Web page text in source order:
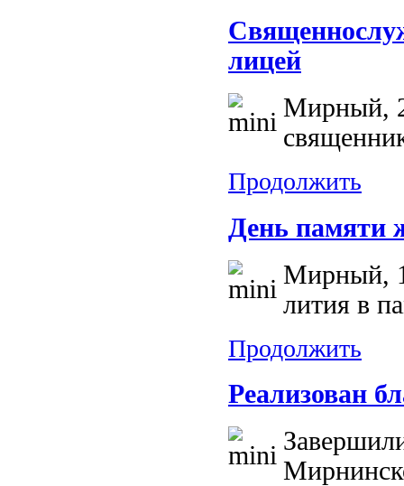
лицей
Мирный,
Продолжить
День памяти
Мирный,
лития в
Продолжить
Реализован